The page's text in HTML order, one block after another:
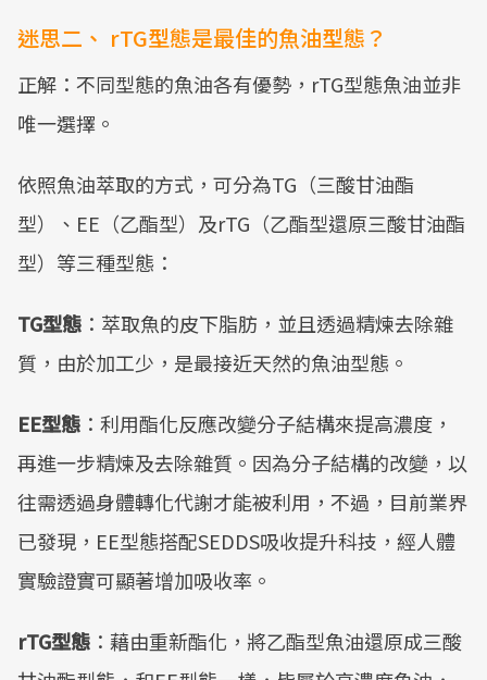
迷思二、 rTG型態是最佳的魚油型態？
正解：不同型態的魚油各有優勢，rTG型態魚油並非
唯一選擇。
依照魚油萃取的方式，可分為TG（三酸甘油酯
型）、EE（乙酯型）及rTG（乙酯型還原三酸甘油酯
型）等三種型態：
TG型態 ：萃取魚的皮下脂肪，並且透過精煉去除雜
質，由於加工少，是最接近天然的魚油型態。
EE型態 ：利用酯化反應改變分子結構來提高濃度，
再進一步精煉及去除雜質。因為分子結構的改變，以
往需透過身體轉化代謝才能被利用，不過，目前業界
已發現，EE型態搭配SEDDS吸收提升科技，經人體
實驗證實可顯著增加吸收率。
rTG型態 ：藉由重新酯化，將乙酯型魚油還原成三酸